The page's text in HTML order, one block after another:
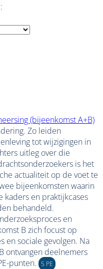
(bijeenkomst A+B)
Zo leiden
tot wijzigingen in
uitleg over die
is het
actualiteit op de voet te
bijeenkomsten waarin
kaders en praktijkcases
behandeld.
en
B zich focust op
en sociale gevolgen. Na
ontvangen deelnemers
punten.
5 PE